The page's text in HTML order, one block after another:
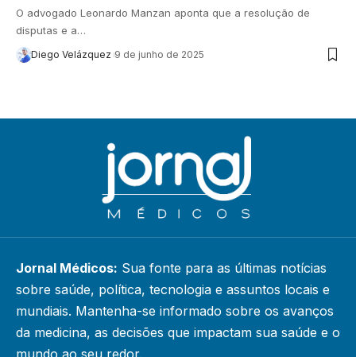
O advogado Leonardo Manzan aponta que a resolução de
disputas e a…
Diego Velázquez 9 de junho de 2025
Jornal Médicos: Sua fonte para as últimas notícias
sobre saúde, política, tecnologia e assuntos locais e
mundiais. Mantenha-se informado sobre os avanços
da medicina, as decisões que impactam sua saúde e o